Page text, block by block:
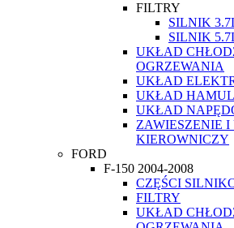
FILTRY
SILNIK
SILNIK
UKŁAD
OGRZEWANIA
UKŁAD
UKŁAD
UKŁAD
ZAWIESZENIE
KIEROWNICZY
FORD
F-150 2004-2008
CZĘŚCI
FILTRY
UKŁAD